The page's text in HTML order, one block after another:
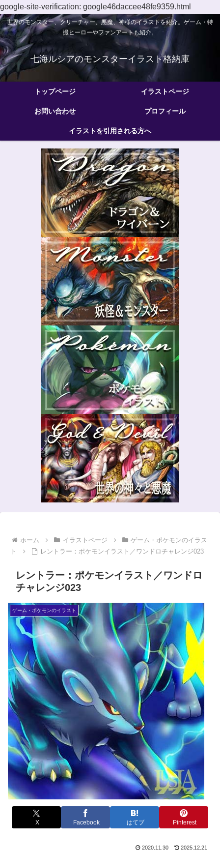
google-site-verification: google46daccee48fe9359.html
世界のモンスター、クリーチャー、悪魔、神様のイラストを紹介。ゲーム・特
撮ヒーローやファンアートも紹介。
七海ルシアのモンスターイラスト格納庫
トップページ イラストページ
お問い合わせ プロフィール
イラストを引用される方へ
ホーム イラストページ
ゲーム・ポケモンのイラス
ト
レントラー：ポケモンイラスト／ワンドロチャレンジ023
レントラー：ポケモンイラスト／ワンドロ
チャレンジ023
ゲーム・ポケモンのイラスト
X Facebook はてブ Pinterest
2020.11.30 2025.12.21